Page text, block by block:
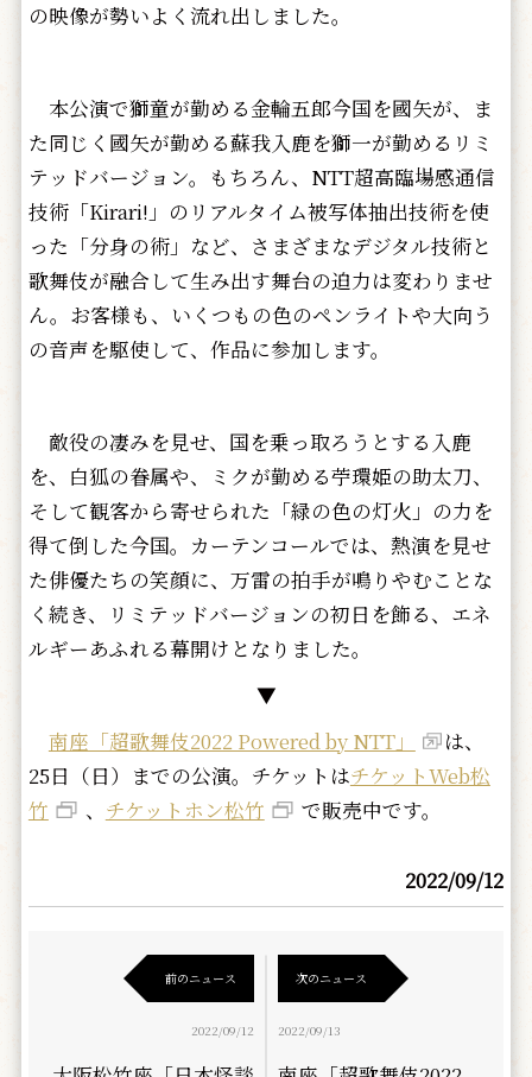
の映像が勢いよく流れ出しました。
本公演で獅童が勤める金輪五郎今国を國矢が、ま
た同じく國矢が勤める蘇我入鹿を獅一が勤めるリミ
テッドバージョン。もちろん、NTT超高臨場感通信
技術「Kirari!」のリアルタイム被写体抽出技術を使
った「分身の術」など、さまざまなデジタル技術と
歌舞伎が融合して生み出す舞台の迫力は変わりませ
ん。お客様も、いくつもの色のペンライトや大向う
の音声を駆使して、作品に参加します。
敵役の凄みを見せ、国を乗っ取ろうとする入鹿
を、白狐の眷属や、ミクが勤める苧環姫の助太刀、
そして観客から寄せられた「緑の色の灯火」の力を
得て倒した今国。カーテンコールでは、熱演を見せ
た俳優たちの笑顔に、万雷の拍手が鳴りやむことな
く続き、リミテッドバージョンの初日を飾る、エネ
ルギーあふれる幕開けとなりました。
▼
南座「超歌舞伎2022 Powered by NTT」
は、
25日（日）までの公演。チケットはチケットWeb松
竹
、 チケットホン松竹 で販売中です。
2022/09/12
前のニュース
2022/09/12
次のニュース
2022/09/13